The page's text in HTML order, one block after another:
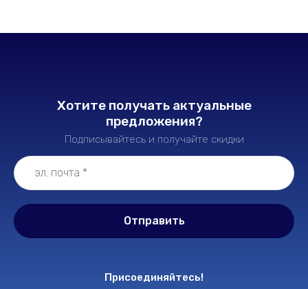
Присоединяйтесь!
Хотите получать актуальные
предложения?
Подписывайтесь и получайте скидки
Отправить